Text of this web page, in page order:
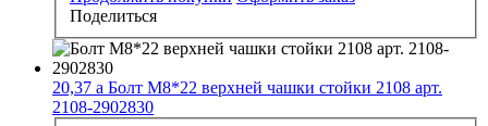
Поделиться
20,37 a Болт М8*22 верхней чашки стойки 2108 арт.
2108-2902830